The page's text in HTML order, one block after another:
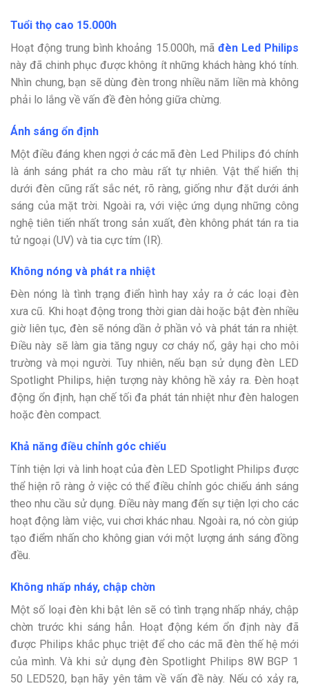
Tuổi thọ cao 15.000h
Hoạt động trung bình khoảng 15.000h, mã đèn Led Philips
này đã chinh phục được không ít những khách hàng khó tính.
Nhìn chung, bạn sẽ dùng đèn trong nhiều năm liền mà không
phải lo lắng về vấn đề đèn hỏng giữa chừng.
Ánh sáng ổn định
Một điều đáng khen ngợi ở các mã đèn Led Philips đó chính
là ánh sáng phát ra cho màu rất tự nhiên. Vật thể hiển thị
dưới đèn cũng rất sắc nét, rõ ràng, giống như đặt dưới ánh
sáng của mặt trời. Ngoài ra, với việc ứng dụng những công
nghệ tiên tiến nhất trong sản xuất, đèn không phát tán ra tia
tử ngoại (UV) và tia cực tím (IR).
Không nóng và phát ra nhiệt
Đèn nóng là tình trạng điển hình hay xảy ra ở các loại đèn
xưa cũ. Khi hoạt động trong thời gian dài hoặc bật đèn nhiều
giờ liên tục, đèn sẽ nóng dần ở phần vỏ và phát tán ra nhiệt.
Điều này sẽ làm gia tăng nguy cơ cháy nổ, gây hại cho môi
trường và mọi người. Tuy nhiên, nếu bạn sử dụng đèn LED
Spotlight Philips, hiện tượng này không hề xảy ra. Đèn hoạt
động ổn định, hạn chế tối đa phát tán nhiệt như đèn halogen
hoặc đèn compact.
Khả năng điều chỉnh góc chiếu
Tính tiện lợi và linh hoạt của đèn LED Spotlight Philips được
thể hiện rõ ràng ở việc có thể điều chỉnh góc chiếu ánh sáng
theo nhu cầu sử dụng. Điều này mang đến sự tiện lợi cho các
hoạt động làm việc, vui chơi khác nhau. Ngoài ra, nó còn giúp
tạo điểm nhấn cho không gian với một lượng ánh sáng đồng
đều.
Không nhấp nháy, chập chờn
Một số loại đèn khi bật lên sẽ có tình trạng nhấp nháy, chập
chờn trước khi sáng hẳn. Hoạt động kém ổn định này đã
được Philips khắc phục triệt để cho các mã đèn thế hệ mới
của mình. Và khi sử dụng đèn Spotlight Philips 8W BGP 1
50 LED520, bạn hãy yên tâm về vấn đề này. Nếu có xảy ra,